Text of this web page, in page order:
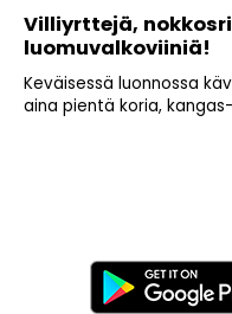
Villiyrttejä,
luomuvalkoviiniä!
Keväisessä luonnossa
aina pientä koria,